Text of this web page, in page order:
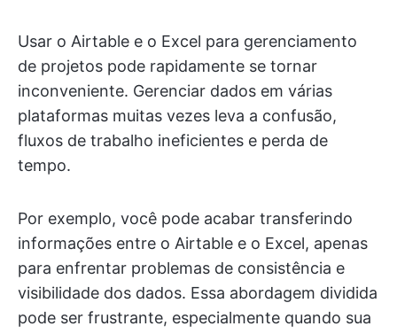
Usar o Airtable e o Excel para gerenciamento
de projetos pode rapidamente se tornar
inconveniente. Gerenciar dados em várias
plataformas muitas vezes leva a confusão,
fluxos de trabalho ineficientes e perda de
tempo.
Por exemplo, você pode acabar transferindo
informações entre o Airtable e o Excel, apenas
para enfrentar problemas de consistência e
visibilidade dos dados. Essa abordagem dividida
pode ser frustrante, especialmente quando sua